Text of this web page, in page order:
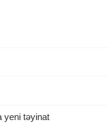
yeni təyinat